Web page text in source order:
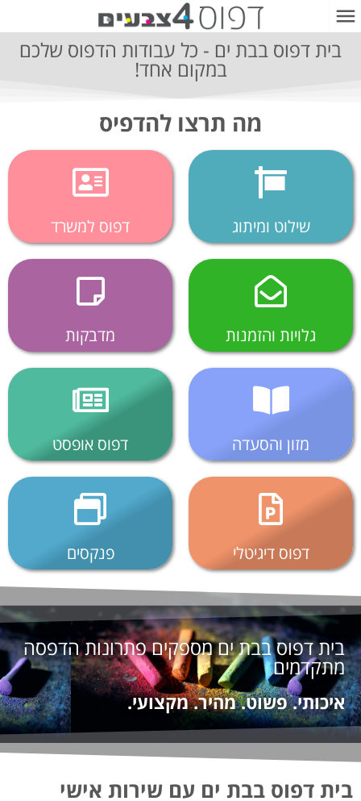
בית דפוס בבת ים - כל עבודות הדפוס שלכם
במקום אחד!
מה תרצו להדפיס
שילוט ומיתוג​ דפוס למשרד
גלויות והזמנות​ מדבקות
מזון והסעדה דפוס אופסט
דפוס דיגיטלי פנקסים
בית דפוס בבת ים מספקים פתרונות הדפסה
מתקדמים
איכותי. פשוט. מהיר. מקצועי.
בית דפוס בבת ים עם שירות אישי